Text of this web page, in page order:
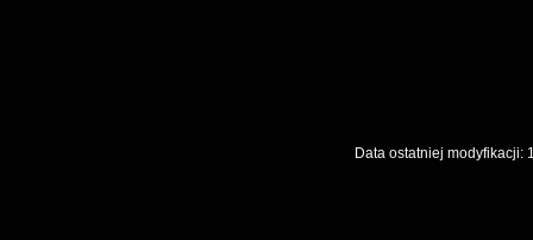
Data ostatniej